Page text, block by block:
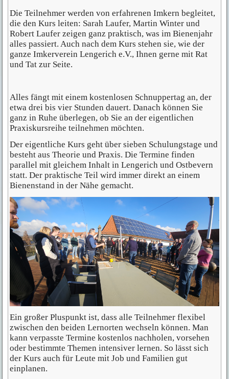
Die Teilnehmer werden von erfahrenen Imkern begleitet,
die den Kurs leiten: Sarah Laufer, Martin Winter und
Robert Laufer zeigen ganz praktisch, was im Bienenjahr
alles passiert. Auch nach dem Kurs stehen sie, wie der
ganze Imkerverein Lengerich e.V., Ihnen gerne mit Rat
und Tat zur Seite.
Alles fängt mit einem kostenlosen Schnuppertag an, der
etwa drei bis vier Stunden dauert. Danach können Sie
ganz in Ruhe überlegen, ob Sie an der eigentlichen
Praxiskursreihe teilnehmen möchten.
Der eigentliche Kurs geht über sieben Schulungstage und
besteht aus Theorie und Praxis. Die Termine finden
parallel mit gleichem Inhalt in Lengerich und Ostbevern
statt. Der praktische Teil wird immer direkt an einem
Bienenstand in der Nähe gemacht.
Ein großer Pluspunkt ist, dass alle Teilnehmer flexibel
zwischen den beiden Lernorten wechseln können. Man
kann verpasste Termine kostenlos nachholen, vorsehen
oder bestimmte Themen intensiver lernen. So lässt sich
der Kurs auch für Leute mit Job und Familien gut
einplanen.